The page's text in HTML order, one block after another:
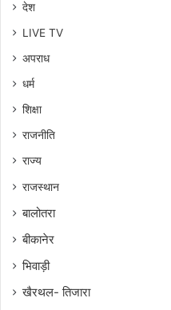
देश
LIVE TV
अपराध
धर्म
शिक्षा
राजनीति
राज्य
राजस्थान
बालोतरा
बीकानेर
भिवाड़ी
खैरथल- तिजारा